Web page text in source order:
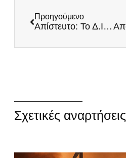
Προηγούμενο
Απίστευτο: Το Δ.ΙΕΚ Αλεξανδρούπολης αρνείται να εγγράψει σπουδάστρια αν δεν εμβολιαστεί!
Σχετικές αναρτήσεις